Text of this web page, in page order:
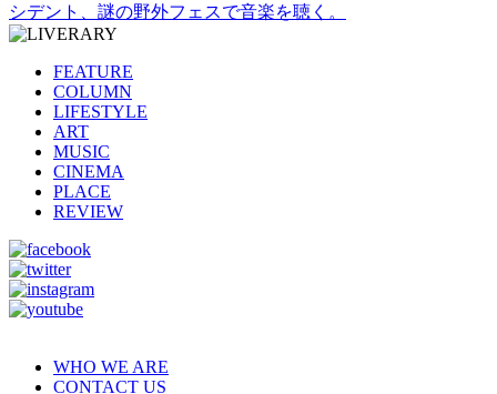
シデント、謎の野外フェスで音楽を聴く。
FEATURE
COLUMN
LIFESTYLE
ART
MUSIC
CINEMA
PLACE
REVIEW
WHO WE ARE
CONTACT US